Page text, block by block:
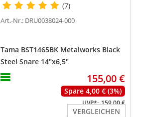
(7)
Art.-Nr.: DRU0038024-000
Tama BST1465BK Metalworks Black
Steel Snare 14"x6,5"
155,00 €
Spare 4,00 € (3%)
UVP*: 159,00 €
VERGLEICHEN